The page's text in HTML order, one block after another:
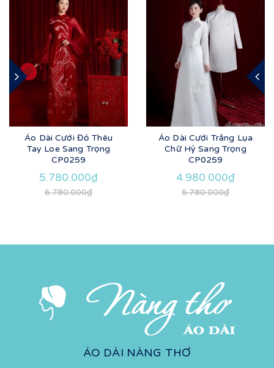
Áo Dài Cưới Đỏ Thêu
Tay Loe Sang Trọng
CP0259
5.780.000₫
6.780.000₫
Áo Dài Cưới Trắng Lụa
Chữ Hỷ Sang Trọng
CP0259
4.980.000₫
5.780.000₫
ÁO DÀI NÀNG THƠ